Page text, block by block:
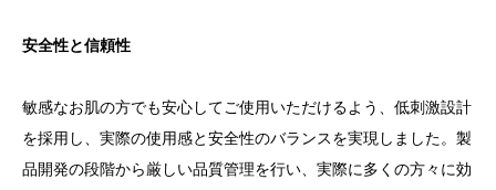
安全性と信頼性
敏感なお肌の方でも安心してご使用いただけるよう、低刺激設計
を採用し、実際の使用感と安全性のバランスを実現しました。製
品開発の段階から厳しい品質管理を行い、実際に多くの方々に効